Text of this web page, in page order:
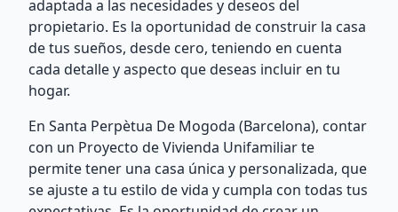
adaptada a las necesidades y deseos del
propietario. Es la oportunidad de construir la casa
de tus sueños, desde cero, teniendo en cuenta
cada detalle y aspecto que deseas incluir en tu
hogar.
En Santa Perpètua De Mogoda (Barcelona), contar
con un Proyecto de Vivienda Unifamiliar te
permite tener una casa única y personalizada, que
se ajuste a tu estilo de vida y cumpla con todas tus